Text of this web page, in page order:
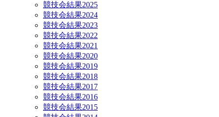
競技会結果2025
競技会結果2024
競技会結果2023
競技会結果2022
競技会結果2021
競技会結果2020
競技会結果2019
競技会結果2018
競技会結果2017
競技会結果2016
競技会結果2015